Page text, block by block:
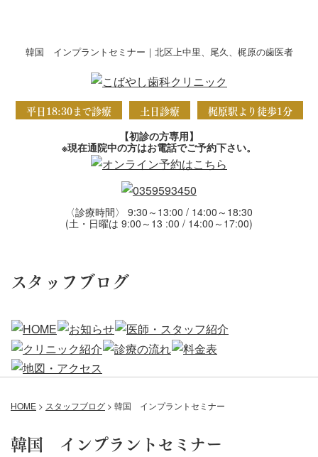
韓国 インプラントセミナー｜北区上中里、尾久、梶原の歯医者
平日18:30まで診療 土日診療 梶原駅より徒歩1分
【初診の方専用】
※現在通院中の方はお電話でご予約下さい。
〈診療時間〉 9:30～13:00 / 14:00～18:30
(土・日曜は 9:00～13 :00 / 14:00～17:00)
スタッフブログ
HOME > スタッフブログ > 韓国 インプラントセミナー
韓国 インプラントセミナー